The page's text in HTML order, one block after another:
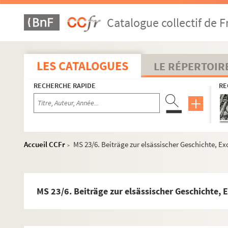
Catalogue collectif de
LES CATALOGUES LE
RECHERCHE RAPIDE
Accueil CCFr >
MS 23/6. Beiträge zur elsässischer Geschichte,
MS 23/6. Beiträge zur elsässischer Geschichte,
Manuscrits modernes et contemporains
MS 1. Schicksal und Liebe : ein dramatisches Gedicht in
MS 2. Mémoire de la province de l'Alsace
MS 3. Mémoire concernant la province d'Alsace : Année
MS 4. Notices individuelles, autographes pour la
MS 6. Lebens Regeln Handels-Vorschriften, Meinem
MS 7. Archives communales de Soultzmatt antérieures à
MS 9. L' Ancienne Société de gymnastique de